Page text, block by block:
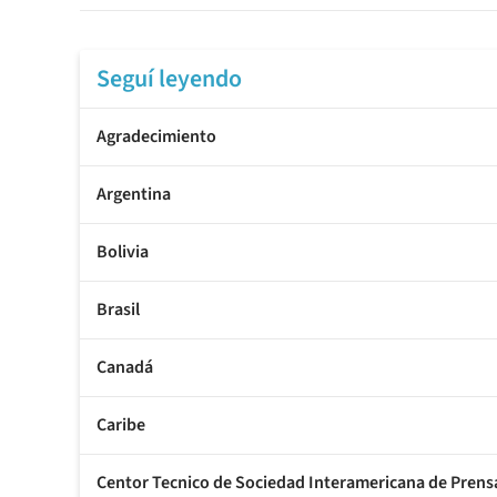
Seguí leyendo
Agradecimiento
Argentina
Bolivia
Brasil
Canadá
Caribe
Centor Tecnico de Sociedad Interamericana de